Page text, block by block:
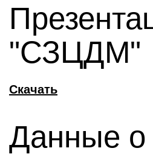
"СЗЦДМ"
Скачать
Данные о